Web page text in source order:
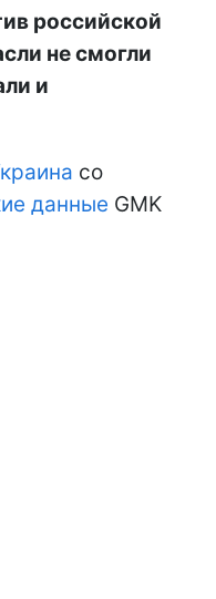
российской
не смогли
и
со
данные GMK